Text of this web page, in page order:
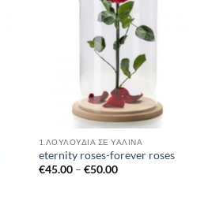
1.ΛΟΥΛΟΎΔΙΑ ΣΈ ΥΆΛΙΝΑ
eternity roses-forever roses
€45.00 – €50.00Price